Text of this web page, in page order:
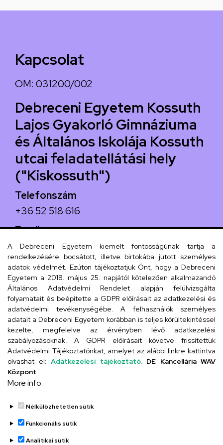
Kapcsolat
OM: 031200/002
Debreceni Egyetem Kossuth
Lajos Gyakorló Gimnáziuma
és Általános Iskolája Kossuth
utcai feladatellátási hely
("Kiskossuth")
Telefonszám
+36 52 518 616
Email
iskola@kossuth-alt.unideb.hu
Cím
4024 Debrecen, Kossuth utca 33.
Szervezeti telefonkönyv
UD telefonkönyv
A Debreceni Egyetem kiemelt fontosságúnak tartja a
rendelkezésére bocsátott, illetve birtokába jutott személyes
adatok védelmét. Ezúton tájékoztatjuk Önt, hogy a Debreceni
Egyetem a 2018. május 25. napjától kötelezően alkalmazandó
Általános Adatvédelmi Rendelet alapján felülvizsgálta
folyamatait és beépítette a GDPR előírásait az adatkezelési és
adatvédelmi tevékenységébe. A felhasználók személyes
adatait a Debreceni Egyetem korábban is teljes körültekintéssel
kezelte, megfelelve az érvényben lévő adatkezelési
szabályozásoknak. A GDPR előírásait követve frissítettük
Adatvédelmi Tájékoztatónkat, amelyet az alábbi linkre kattintva
olvashat el: Adatkezelési tájékoztató. DE Kancellária WAV
Központ
More info
Nélkülözhetetlen sütik
Funkcionális sütik
Analitikai sütik